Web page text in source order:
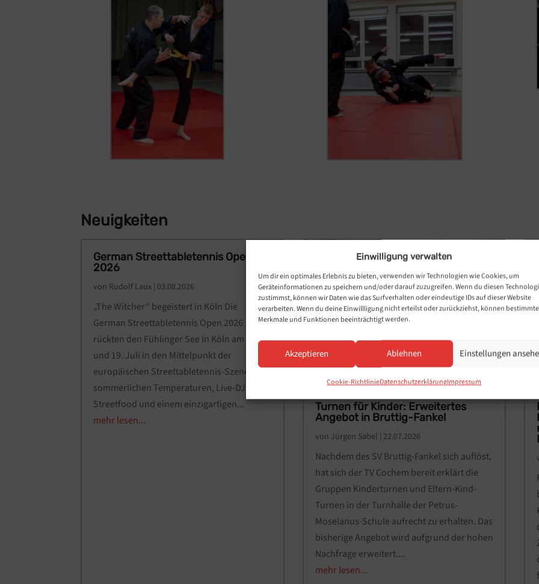
Einwilligung verwalten
Um dir ein optimales Erlebnis zu bieten, verwenden wir Technologien wie Cookies, um
Geräteinformationen zu speichern und/oder darauf zuzugreifen. Wenn du diesen
zustimmst, können wir Daten wie das Surfverhalten oder eindeutige IDs auf dieser Website
verarbeiten. Wenn du deine Einwillligung nicht erteilst oder zurückziehst, können bestimmte
Merkmale und Funktionen beeinträchtigt werden.
Akzeptieren Ablehnen Einstellungen
Cookie-RichtlinieDatenschutzerklärungImpressum
Neuigkeiten
German Streettabletennis Open
2026
von Rudolf Laux | 03.08.2026
„The Witcher“ begeistert in Köln Die
German Streettabletennis Open 2026
rückten den Fühlinger See in Köln am 18.
und 19. Juli in den Mittelpunkt der
europäischen Streettabletennis-Szene. Bei
sommerlichen Temperaturen, Live-DJs,
Streetfood und einem einzigartigen...
mehr lesen...
Turnen für Kinder: Erweitertes
Angebot in Bruttig-Fankel
von Jürgen Sabel | 22.07.2026
Nachdem des SV Bruttig-Fankel sich auflöst,
hat sich der TV Cochem bereit erklärt die
Gruppen Kinderturnen und Eltern-Kind-
Turnen in der Turnhalle der Petrus-
Moselanus-Schule aufrecht zu erhalten. Das
bisherige Angebot wird aufgrund der hohen
Nachfrage erweitert....
mehr lesen...